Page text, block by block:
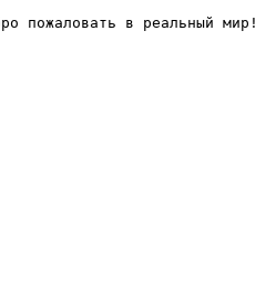
пожаловать в реальный мир!